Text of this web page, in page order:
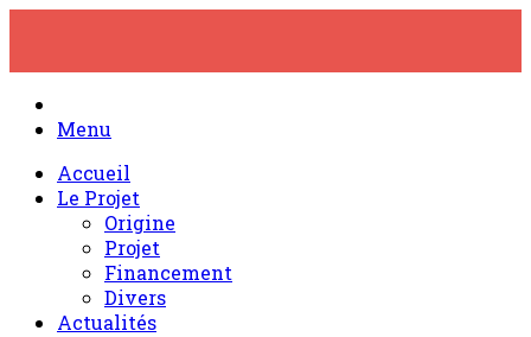
content
Menu
Accueil
Le Projet
Origine
Projet
Financement
Divers
Actualités